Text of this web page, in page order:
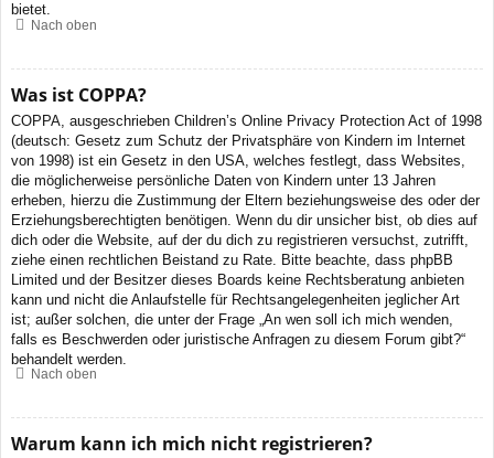
bietet.
Nach oben
Was ist COPPA?
COPPA, ausgeschrieben Children’s Online Privacy Protection Act of 1998
(deutsch: Gesetz zum Schutz der Privatsphäre von Kindern im Internet
von 1998) ist ein Gesetz in den USA, welches festlegt, dass Websites,
die möglicherweise persönliche Daten von Kindern unter 13 Jahren
erheben, hierzu die Zustimmung der Eltern beziehungsweise des oder der
Erziehungsberechtigten benötigen. Wenn du dir unsicher bist, ob dies auf
dich oder die Website, auf der du dich zu registrieren versuchst, zutrifft,
ziehe einen rechtlichen Beistand zu Rate. Bitte beachte, dass phpBB
Limited und der Besitzer dieses Boards keine Rechtsberatung anbieten
kann und nicht die Anlaufstelle für Rechtsangelegenheiten jeglicher Art
ist; außer solchen, die unter der Frage „An wen soll ich mich wenden,
falls es Beschwerden oder juristische Anfragen zu diesem Forum gibt?“
behandelt werden.
Nach oben
Warum kann ich mich nicht registrieren?